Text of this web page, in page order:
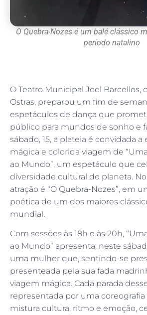
O Quebra-Nozes é um balé clássico
período natalino
O Teatro Municipal Joel Barcellos,
Ostras, preparou um fim de
espetáculos de dança que
público para mundos de sonho e
sábado, 15, a plateia é convidada a
mágica e colorida viagem de
ao Mundo”, um espetáculo que
diversidade cultural do planeta.
atração é “O Quebra-Nozes”, em
poética de um dos maiores
mundial.
Com sessões às 18h e às 20h,
ao Mundo” apresenta, neste
uma mulher que, sentindo-se
presenteada pela sua fada
viagem mágica. Cada parada
representada por uma
mistura cultura, ritmo e emoção,